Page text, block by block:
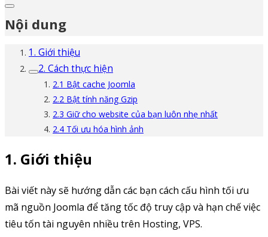
Nội dung
1. Giới thiệu
2. Cách thực hiện
2.1 Bật cache Joomla
2.2 Bật tính năng Gzip
2.3 Giữ cho website của bạn luôn nhẹ nhất
2.4 Tối ưu hóa hình ảnh
1. Giới thiệu
Bài viết này sẽ hướng dẫn các bạn cách cấu hình tối ưu
mã nguồn Joomla để tăng tốc độ truy cập và hạn chế việc
tiêu tốn tài nguyên nhiều trên Hosting, VPS.